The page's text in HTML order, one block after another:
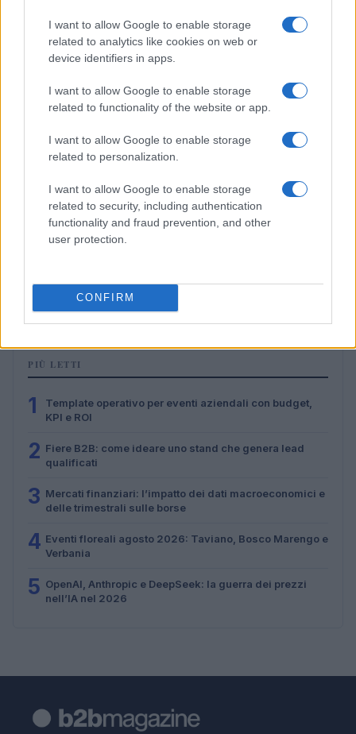
I want to allow Google to enable storage
related to analytics like cookies on web or
device identifiers in apps.
I want to allow Google to enable storage
related to functionality of the website or app.
I want to allow Google to enable storage
related to personalization.
I want to allow Google to enable storage
related to security, including authentication
functionality and fraud prevention, and other
user protection.
CONFIRM
FIERE E EVENTI
e delle trimestrali sulle borse
Linda Pellegrini · 8 Ago 2026
PIÙ LETTI
1
Template operativo per eventi aziendali con budget,
KPI e ROI
2 Fiere B2B: come ideare uno stand che genera lead
qualificati
3 Mercati finanziari: l’impatto dei dati macroeconomici e
delle trimestrali sulle borse
4 Eventi floreali agosto 2026: Taviano, Bosco Marengo e
Verbania
5 OpenAI, Anthropic e DeepSeek: la guerra dei prezzi
nell’IA nel 2026